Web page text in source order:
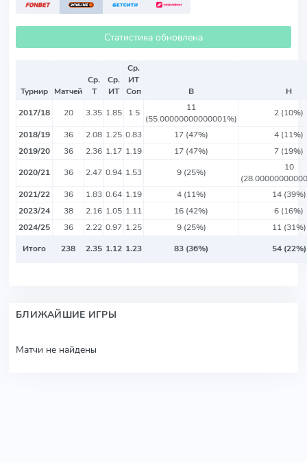
Статистика обновлена
Турнир Матчей
Ср.
Т
Ср.
ИТ
Ср.
ИТ
Соп
В
Н
2017/18
20 3.35 1.85 1.5
11
(55.00000000000001%)
2 (10%)
2018/19
36 2.08 1.25 0.83 17 (47%)
4 (11%)
2019/20
36 2.36 1.17 1.19 17 (47%)
7 (19%)
2020/21
36 2.47 0.94 1.53 9 (25%)
10
2021/22
36 1.83 0.64 1.19 4 (11%)
14 (39%)
2023/24
38 2.16 1.05 1.11 16 (42%)
6 (16%)
2024/25
36 2.22 0.97 1.25 9 (25%)
11 (31%)
Итого
238 2.35 1.12 1.23 83 (36%) 54 (22%)
БЛИЖАЙШИЕ ИГРЫ
Матчи не найдены